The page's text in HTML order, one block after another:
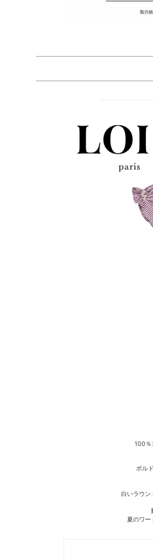
100％
ボル
白いラウン
夏のワー